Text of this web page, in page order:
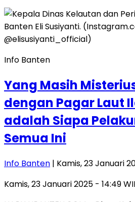
Info Banten
Yang Masih
dengan Pagar Laut
adalah Siapa
Semua Ini
Info Banten | Kamis, 23 Januari
Kamis, 23 Januari 2025 - 14:49